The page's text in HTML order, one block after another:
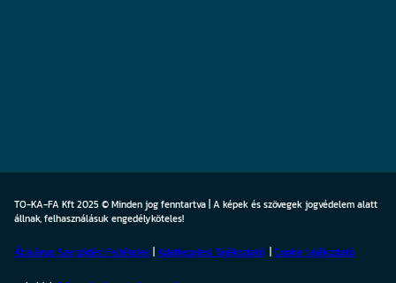
TO-KA-FA Kft 2025 © Minden jog fenntartva | A képek és szövegek jogvédelem alatt
állnak, felhasználásuk engedélyköteles!
Általános Szerződési Feltételek Adatkezelési Tájékoztató Cookietájékoztató